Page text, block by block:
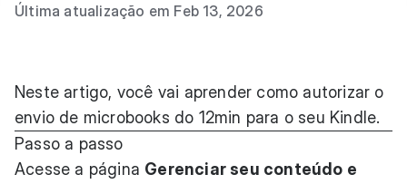
Última atualização em Feb 13, 2026
Neste artigo, você vai aprender como autorizar o
envio de microbooks do 12min para o seu Kindle.
Passo a passo
Acesse a página Gerenciar seu conteúdo e